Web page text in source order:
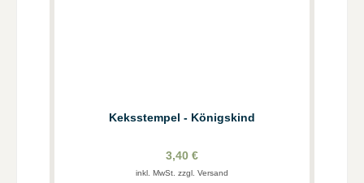
Keksstempel - Königskind
3,40 €
inkl. MwSt. zzgl. Versand